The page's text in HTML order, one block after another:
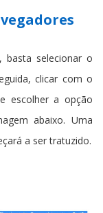
basta selecionar o
clicar com o
escolher a opção
abaixo. Uma
a ser tratuzido.